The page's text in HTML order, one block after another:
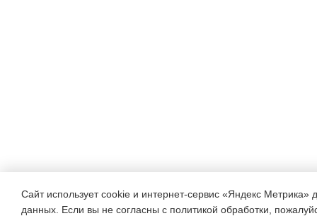
Сайт использует cookie и интернет-сервис «Яндекс Метрика»
данных. Если вы не согласны с политикой обработки,